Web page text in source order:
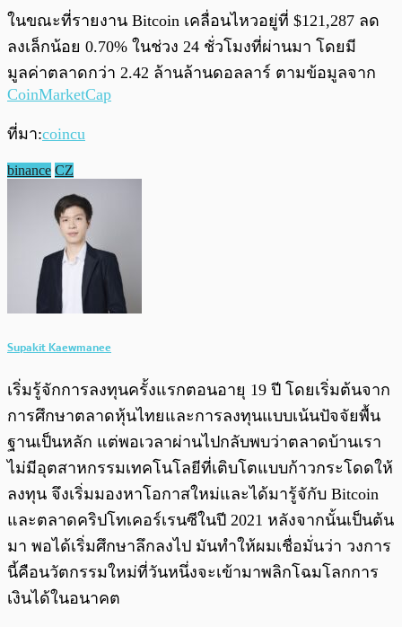
ในขณะที่รายงาน Bitcoin เคลื่อนไหวอยู่ที่ $121,287 ลด
ลงเล็กน้อย 0.70% ในช่วง 24 ชั่วโมงที่ผ่านมา โดยมี
มูลค่าตลาดกว่า 2.42 ล้านล้านดอลลาร์ ตามข้อมูลจาก
CoinMarketCap
ที่มา:coincu
binance CZ
Supakit Kaewmanee
เริ่มรู้จักการลงทุนครั้งแรกตอนอายุ 19 ปี โดยเริ่มต้นจาก
การศึกษาตลาดหุ้นไทยและการลงทุนแบบเน้นปัจจัยพื้น
ฐานเป็นหลัก แต่พอเวลาผ่านไปกลับพบว่าตลาดบ้านเรา
ไม่มีอุตสาหกรรมเทคโนโลยีที่เติบโตแบบก้าวกระโดดให้
ลงทุน จึงเริ่มมองหาโอกาสใหม่และได้มารู้จักับ Bitcoin
และตลาดคริปโทเคอร์เรนซีในปี 2021 หลังจากนั้นเป็นต้น
มา พอได้เริ่มศึกษาลึกลงไป มันทำให้ผมเชื่อมั่นว่า วงการ
นี้คือนวัตกรรมใหม่ที่วันหนึ่งจะเข้ามาพลิกโฉมโลกการ
เงินได้ในอนาคต